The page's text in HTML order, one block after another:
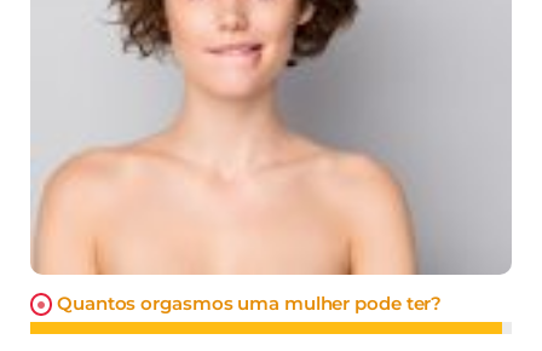
Quantos orgasmos uma mulher pode ter?